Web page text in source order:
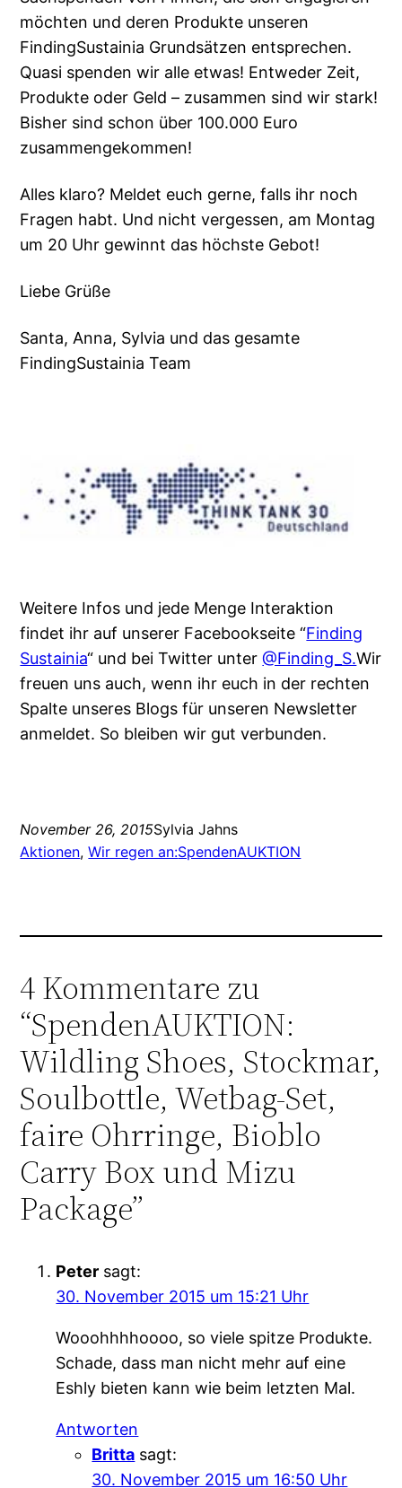
möchten und deren Produkte unseren
FindingSustainia Grundsätzen entsprechen.
Quasi spenden wir alle etwas! Entweder Zeit,
Produkte oder Geld – zusammen sind wir stark!
Bisher sind schon über 100.000 Euro
zusammengekommen!
Alles klaro? Meldet euch gerne, falls ihr noch
Fragen habt. Und nicht vergessen, am Montag
um 20 Uhr gewinnt das höchste Gebot!
Liebe Grüße
Santa, Anna, Sylvia und das gesamte
FindingSustainia Team
Weitere Infos und jede Menge Interaktion
findet ihr auf unserer Facebookseite “Finding
Sustainia“ und bei Twitter unter@Finding_S.Wir
freuen uns auch, wenn ihr euch in der rechten
Spalte unseres Blogs für unseren Newsletter
anmeldet. So bleiben wir gut verbunden.
November 26, 2015Sylvia Jahns
Aktionen, Wir regen an:SpendenAUKTION
4 Kommentare zu
“SpendenAUKTION:
Wildling Shoes, Stockmar,
Soulbottle, Wetbag-Set,
faire Ohrringe, Bioblo
Carry Box und Mizu
Package”
Peter sagt:
30. November 2015 um 15:21 Uhr
Wooohhhhoooo, so viele spitze Produkte.
Schade, dass man nicht mehr auf eine
Eshly bieten kann wie beim letzten Mal.
Antworten
Britta sagt:
30. November 2015 um 16:50 Uhr